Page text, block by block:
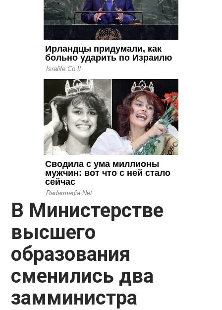
В Министерстве
высшего
образования
сменились два
замминистра